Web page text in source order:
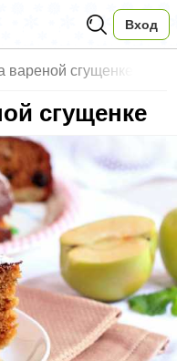
Вход
вареной сгущенке
сгущенке